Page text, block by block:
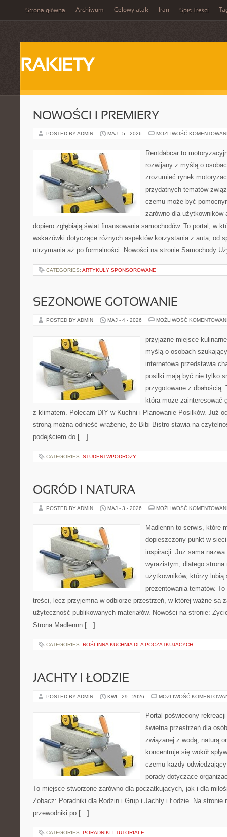
Strona główna Archiwum Celowy atak Iran Spis Treści
RAKIETY
NOWOŚCI I PREMIERY
POSTED BY ADMIN MAJ - 5 - 2026 MOŻLIWOŚĆ
Rentdabcar to
rozwijany z myślą o
zrozumieć rynek
przydatnych tematów
czemu może być
zarówno dla
dopiero zgłębiają świat finansowania samochodów. To portal, w
wskazówki dotyczące różnych aspektów korzystania z auta, od
utrzymania aż po formalności. Nowości na stronie Samochody
CATEGORIES: ARTYKUŁY SPONSOROWANE
SEZONOWE GOTOWANIE
POSTED BY ADMIN MAJ - 4 - 2026 MOŻLIWOŚĆ
przyjazne miejsce
myślą o osobach
internetowa przedstawia
posiłki mają być nie tylko
przygotowane z
która może zainteresować
z klimatem. Polecam DIY w Kuchni i Planowanie Posiłków. Już
stroną można odnieść wrażenie, że Bibi Bistro stawia na
podejściem do […]
CATEGORIES: STUDENTWPODROZY
OGRÓD I NATURA
POSTED BY ADMIN MAJ - 3 - 2026 MOŻLIWOŚĆ
Madlennn to serwis, które
dopieszczony punkt w
inspiracji. Już sama
wyrazistym, dlatego
użytkowników, którzy lubią
prezentowania tematów.
treści, lecz przyjemna w odbiorze przestrzeń, w której ważne są
użyteczność publikowanych materiałów. Nowości na stronie:
Strona Madlennn […]
CATEGORIES: ROŚLINNA KUCHNIA DLA POCZĄTKUJĄCYCH
JACHTY I ŁODZIE
POSTED BY ADMIN KWI - 29 - 2026 MOŻLIWOŚĆ
Portal poświęcony
świetna przestrzeń dla
związanej z wodą, naturą
koncentruje się wokół
czemu każdy
porady dotyczące
To miejsce stworzone zarówno dla początkujących, jak i dla
Zobacz: Poradniki dla Rodzin i Grup i Jachty i Łodzie. Na stronie
przewodniki po […]
CATEGORIES: PORADNIKI I TUTORIALE